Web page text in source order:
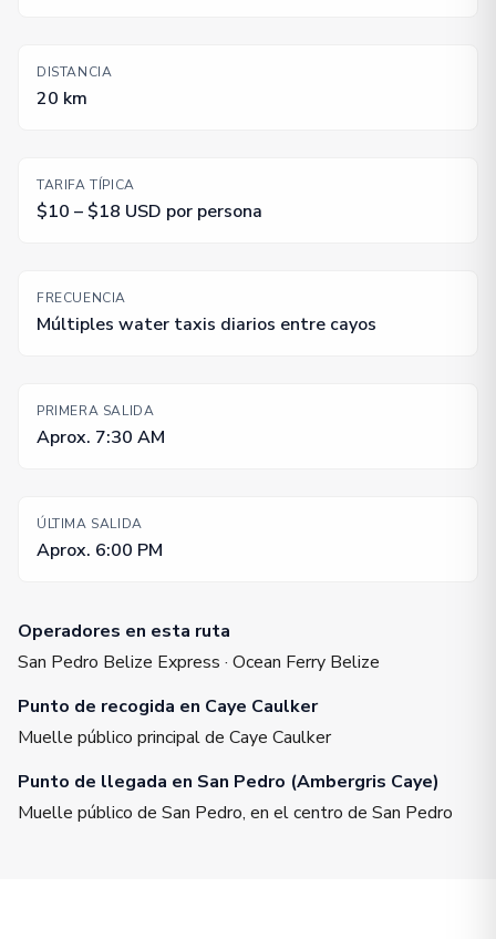
DISTANCIA
20 km
TARIFA TÍPICA
$10 – $18 USD por persona
FRECUENCIA
Múltiples water taxis diarios entre cayos
PRIMERA SALIDA
Aprox. 7:30 AM
ÚLTIMA SALIDA
Aprox. 6:00 PM
Operadores en esta ruta
San Pedro Belize Express · Ocean Ferry Belize
Punto de recogida en Caye Caulker
Muelle público principal de Caye Caulker
Punto de llegada en San Pedro (Ambergris Caye)
Muelle público de San Pedro, en el centro de San Pedro